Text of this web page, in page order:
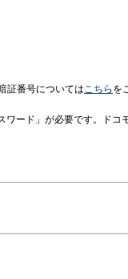
証番号についてはこちら を
ワード」が必要です。ドコ